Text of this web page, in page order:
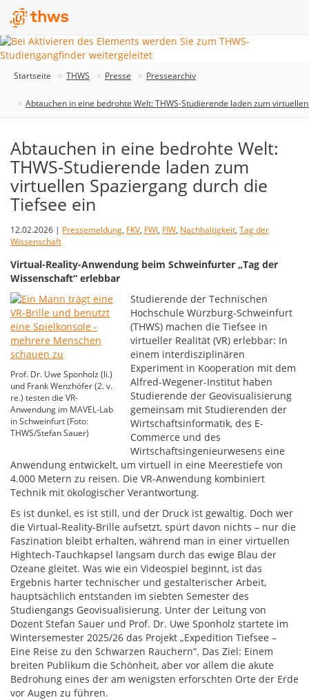
Startseite THWS Presse Pressearchiv
Abtauchen in eine bedrohte Welt: THWS-Studierende laden zum
Abtauchen in eine bedrohte Welt:
THWS-Studierende laden zum
virtuellen Spaziergang durch die
Tiefsee ein
12.02.2026 | Pressemeldung, FKV, FWI, FIW, Nachhaltigkeit, Tag der
Wissenschaft
Virtual-Reality-Anwendung beim Schweinfurter „Tag der
Wissenschaft“ erlebbar
Prof. Dr. Uwe Sponholz (li.)
und Frank Wenzhöfer (2. v.
re.) testen die VR-
Anwendung im MAVEL-Lab
in Schweinfurt (Foto:
THWS/Stefan Sauer)
Studierende der Technischen
Hochschule Würzburg-Schweinfurt
(THWS) machen die Tiefsee in
virtueller Realität (VR) erlebbar: In
einem interdisziplinären
Experiment in Kooperation mit dem
Alfred-Wegener-Institut haben
Studierende der Geovisualisierung
gemeinsam mit Studierenden der
Wirtschaftsinformatik, des E-
Commerce und des
Wirtschaftsingenieurwesens eine
Anwendung entwickelt, um virtuell in eine Meerestiefe von
4.000 Metern zu reisen. Die VR-Anwendung kombiniert
Technik mit ökologischer Verantwortung.
Es ist dunkel, es ist still, und der Druck ist gewaltig. Doch wer
die Virtual-Reality-Brille aufsetzt, spürt davon nichts – nur die
Faszination bleibt erhalten, während man in einer virtuellen
Hightech-Tauchkapsel langsam durch das ewige Blau der
Ozeane gleitet. Was wie ein Videospiel beginnt, ist das
Ergebnis harter technischer und gestalterischer Arbeit,
hauptsächlich entstanden im siebten Semester des
Studiengangs Geovisualisierung. Unter der Leitung von
Dozent Stefan Sauer und Prof. Dr. Uwe Sponholz startete im
Wintersemester 2025/26 das Projekt „Expedition Tiefsee –
Eine Reise zu den Schwarzen Rauchern“. Das Ziel: Einem
breiten Publikum die Schönheit, aber vor allem die akute
Bedrohung eines der am wenigsten erforschten Orte der Erde
vor Augen zu führen.